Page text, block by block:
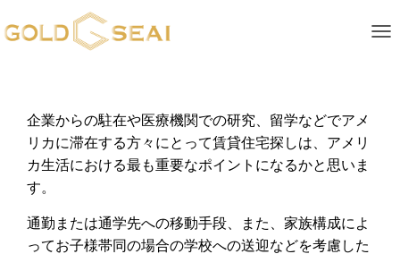
企業からの駐在や医療機関での研究、留学などでアメ
リカに滞在する方々にとって賃貸住宅探しは、アメリ
カ生活における最も重要なポイントになるかと思いま
す。
通勤または通学先への移動手段、また、家族構成によ
ってお子様帯同の場合の学校への送迎などを考慮した